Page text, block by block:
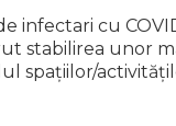
infectari cu
stabilirea unor
spațiilor/